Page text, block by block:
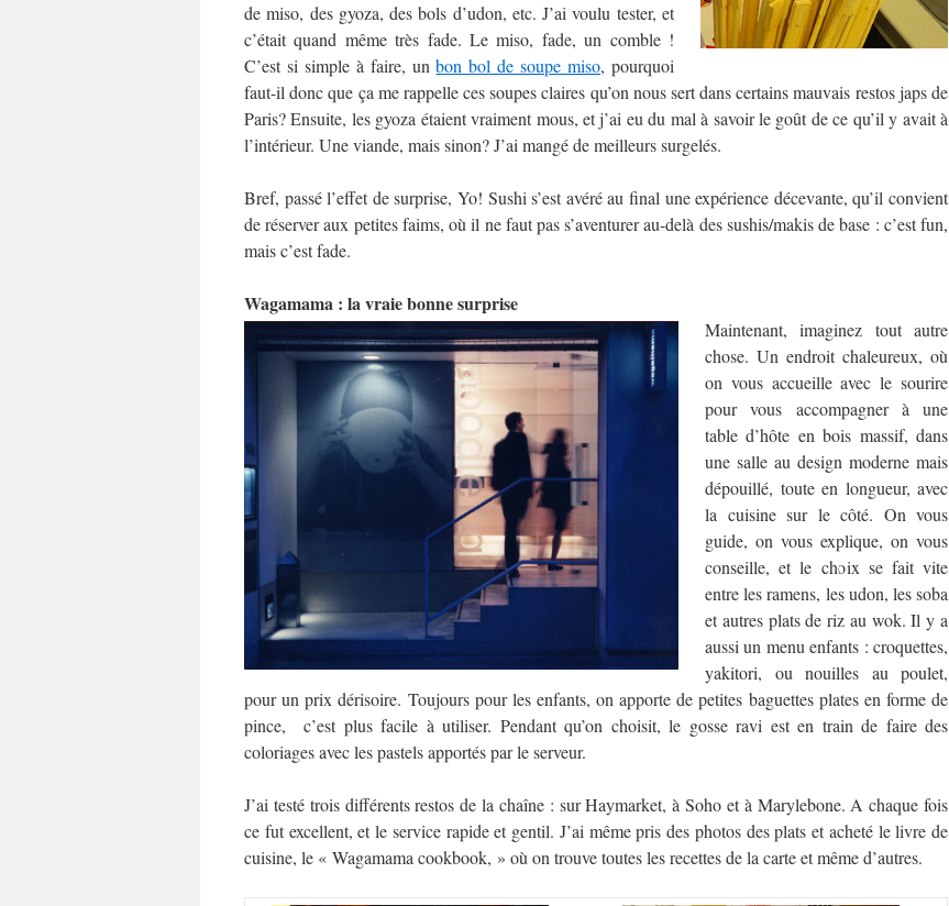
de miso, des gyoza, des bols d’udon, etc. J’ai voulu tester, et
c’était quand même très fade. Le miso, fade, un comble !
C’est si simple à faire, unbon bol de soupe miso, pourquoi
faut-il donc que ça me rappelle ces soupes claires qu’on nous sert dans certains mauvais restos japs de
Paris? Ensuite, les gyoza étaient vraiment mous, et j’ai eu du mal à savoir le goût de ce qu’il y avait à
l’intérieur. Une viande, mais sinon? J’ai mangé de meilleurs surgelés.
Bref, passé l’effet de surprise, Yo! Sushi s’est avéré au final une expérience décevante, qu’il convient
de réserver aux petites faims, où il ne faut pas s’aventurer au-delà des sushis/makis de base : c’est fun,
mais c’est fade.
Wagamama : la vraie bonne surprise
Maintenant, imaginez tout autre
chose. Un endroit chaleureux, où
on vous accueille avec le sourire
pour vous accompagner à une
table d’hôte en bois massif, dans
une salle au design moderne mais
dépouillé, toute en longueur, avec
la cuisine sur le côté. On vous
guide, on vous explique, on vous
conseille, et le choix se fait vite
entre les ramens, les udon, les soba
et autres plats de riz au wok. Il y a
aussi un menu enfants : croquettes,
yakitori, ou nouilles au poulet,
pour un prix dérisoire. Toujours pour les enfants, on apporte de petites baguettes plates en forme de
pince, c’est plus facile à utiliser. Pendant qu’on choisit, le gosse ravi est en train de faire des
coloriages avec les pastels apportés par le serveur.
J’ai testé trois différents restos de la chaîne : sur Haymarket, à Soho et à Marylebone. A chaque fois
ce fut excellent, et le service rapide et gentil. J’ai même pris des photos des plats et acheté le livre de
cuisine, le « Wagamama cookbook, » où on trouve toutes les recettes de la carte et même d’autres.